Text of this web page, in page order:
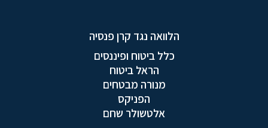
הלוואה נגד קרן פנסיה
כלל ביטוח ופיננסים
הראל ביטוח
מנורה מבטחים
הפניקס
אלטשולר שחם